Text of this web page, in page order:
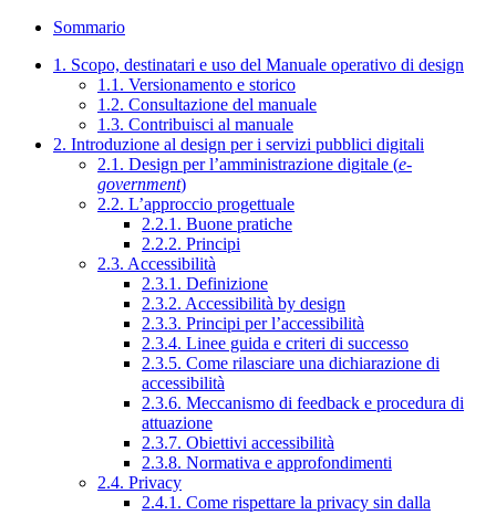
Sommario
1. Scopo, destinatari e uso del Manuale operativo di design
1.1. Versionamento e storico
1.2. Consultazione del manuale
1.3. Contribuisci al manuale
2. Introduzione al design per i servizi pubblici digitali
2.1. Design per l’amministrazione digitale (e-
government)
2.2. L’approccio progettuale
2.2.1. Buone pratiche
2.2.2. Principi
2.3. Accessibilità
2.3.1. Definizione
2.3.2. Accessibilità by design
2.3.3. Principi per l’accessibilità
2.3.4. Linee guida e criteri di successo
2.3.5. Come rilasciare una dichiarazione di
accessibilità
2.3.6. Meccanismo di feedback e procedura di
attuazione
2.3.7. Obiettivi accessibilità
2.3.8. Normativa e approfondimenti
2.4. Privacy
2.4.1. Come rispettare la privacy sin dalla